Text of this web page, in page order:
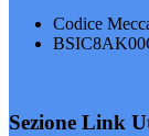
Codice
Sezione Link